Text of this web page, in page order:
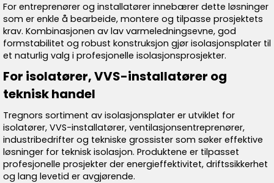
For entreprenører og installatører innebærer dette løsninger
som er enkle å bearbeide, montere og tilpasse prosjektets
krav. Kombinasjonen av lav varmeledningsevne, god
formstabilitet og robust konstruksjon gjør isolasjonsplater til
et naturlig valg i profesjonelle isolasjonsprosjekter.
For isolatører, VVS-installatører og
teknisk handel
Tregnors sortiment av isolasjonsplater er utviklet for
isolatører, VVS-installatører, ventilasjonsentreprenører,
industribedrifter og tekniske grossister som søker effektive
løsninger for teknisk isolasjon. Produktene er tilpasset
profesjonelle prosjekter der energieffektivitet, driftssikkerhet
og lang levetid er avgjørende.